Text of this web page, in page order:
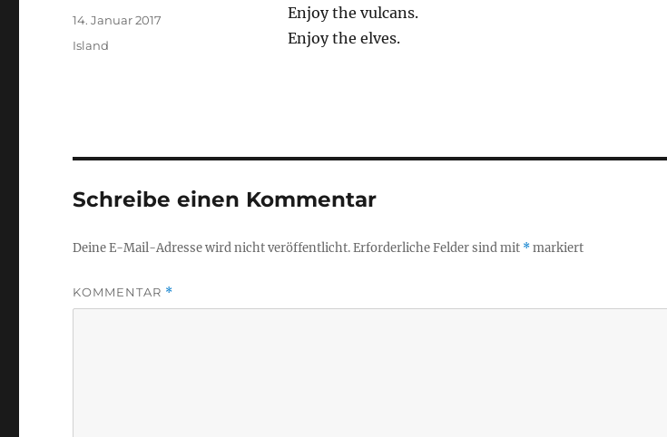
Enjoy the vulcans.
Enjoy the elves.
Veröffentlicht
am
14. Januar 2017
Kategorien
Island
Schreibe einen Kommentar
Deine E-Mail-Adresse wird nicht veröffentlicht.Erforderliche Felder sind mit *markiert
KOMMENTAR *